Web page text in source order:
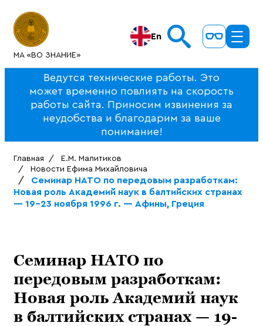
МА «ВО ЗНАНИЕ»
En
Ведутся технические работы. Это
может временно повлиять на скорость
работы сайта. Приносим извинения за
неудобства и благодарим за ваше
понимание!
Главная
Е.М. Малитиков
Новости Ефима Михайловича
Семинар НАТО по передовым разработкам:
Новая роль Академий наук в балтийских странах
— 19-23 ноября 1996 г. — Афины, Греция
Семинар НАТО по
передовым разработкам:
Новая роль Академий наук
в балтийских странах — 19-